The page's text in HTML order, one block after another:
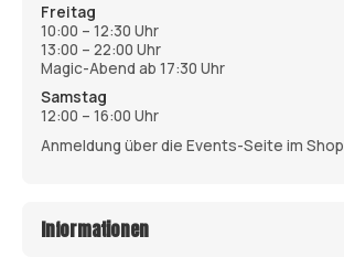
Freitag
10:00 – 12:30 Uhr
13:00 – 22:00 Uhr
Magic-Abend ab 17:30 Uhr
Samstag
12:00 – 16:00 Uhr
Anmeldung über die Events-Seite im Shop
Informationen